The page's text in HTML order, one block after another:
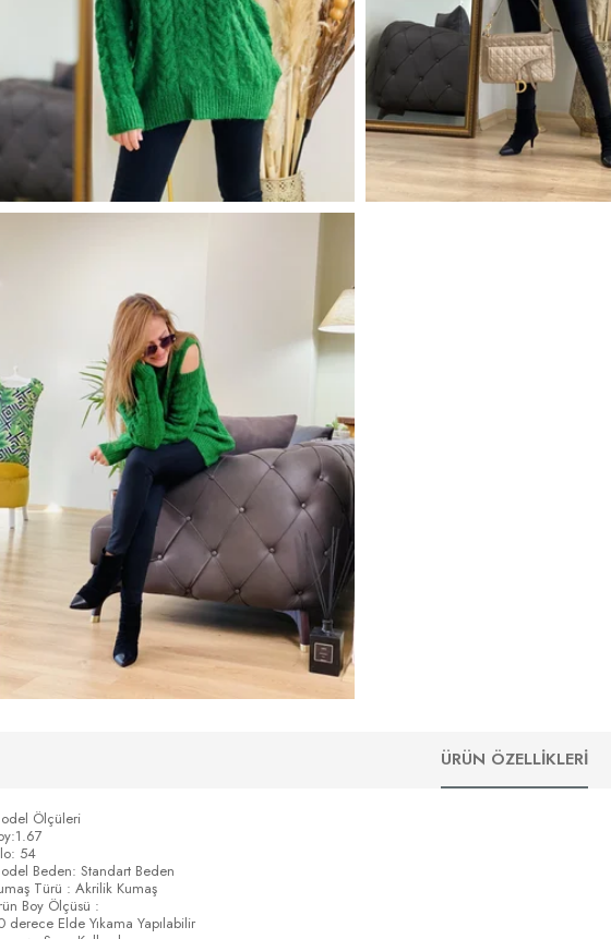
ÜRÜN ÖZELLIKLERI
Ölçüleri
54
Beden: Standart Beden
Türü : Akrilik Kumaş
Boy Ölçüsü :
derece Elde Yıkama Yapılabilir